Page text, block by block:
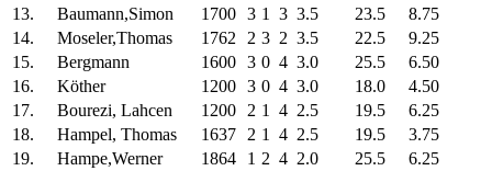
13.
Baumann,Simon 1700 3 1 3 3.5 23.5
8.75
14.
Moseler,Thomas 1762 2 3 2 3.5 22.5
9.25
15.
Bergmann 1600 3 0 4 3.0 25.5
6.50
16.
Köther 1200 3 0 4 3.0 18.0
4.50
17.
Bourezi, Lahcen 1200 2 1 4 2.5 19.5
6.25
18.
Hampel, Thomas 1637 2 1 4 2.5 19.5
3.75
19.
Hampe,Werner 1864 1 2 4 2.0 25.5
6.25